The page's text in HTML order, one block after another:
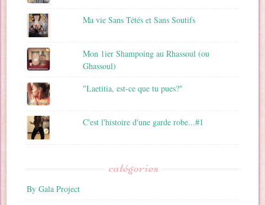
Ma vie Sans Tétés et Sans Soutifs
Mon 1ier Shampoing au Rhassoul (ou
Ghassoul)
"Laetitia, est-ce que tu pues?"
C'est l'histoire d'une garde robe...#1
catégories
By Gala Project